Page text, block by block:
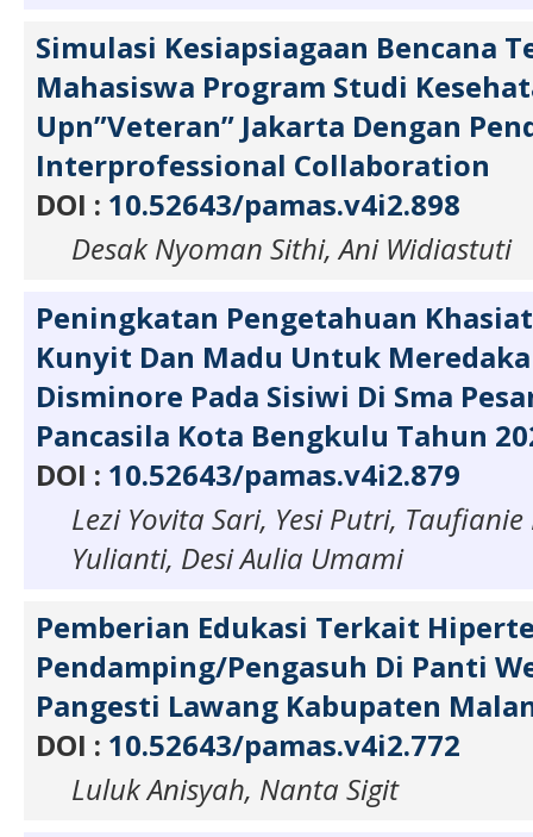
Simulasi Kesiapsiagaan Bencana
Mahasiswa Program Studi
Upn”Veteran” Jakarta Dengan
Interprofessional Collaboration
DOI : 10.52643/pamas.v4i2.898
Desak Nyoman Sithi, Ani Widiastuti
Peningkatan Pengetahuan
Kunyit Dan Madu Untuk
Disminore Pada Sisiwi Di Sma
Pancasila Kota Bengkulu Tahun
DOI : 10.52643/pamas.v4i2.879
Lezi Yovita Sari, Yesi Putri,
Yulianti, Desi Aulia Umami
Pemberian Edukasi Terkait
Pendamping/Pengasuh Di Panti
Pangesti Lawang Kabupaten
DOI : 10.52643/pamas.v4i2.772
Luluk Anisyah, Nanta Sigit